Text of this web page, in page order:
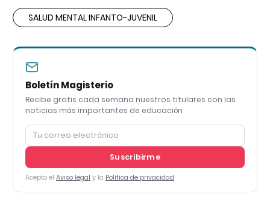
SALUD MENTAL INFANTO-JUVENIL
Boletín Magisterio
Recibe gratis cada semana nuestros titulares con las
noticias más importantes de educación
Suscribirme
Acepto el Aviso legal y la Política de privacidad